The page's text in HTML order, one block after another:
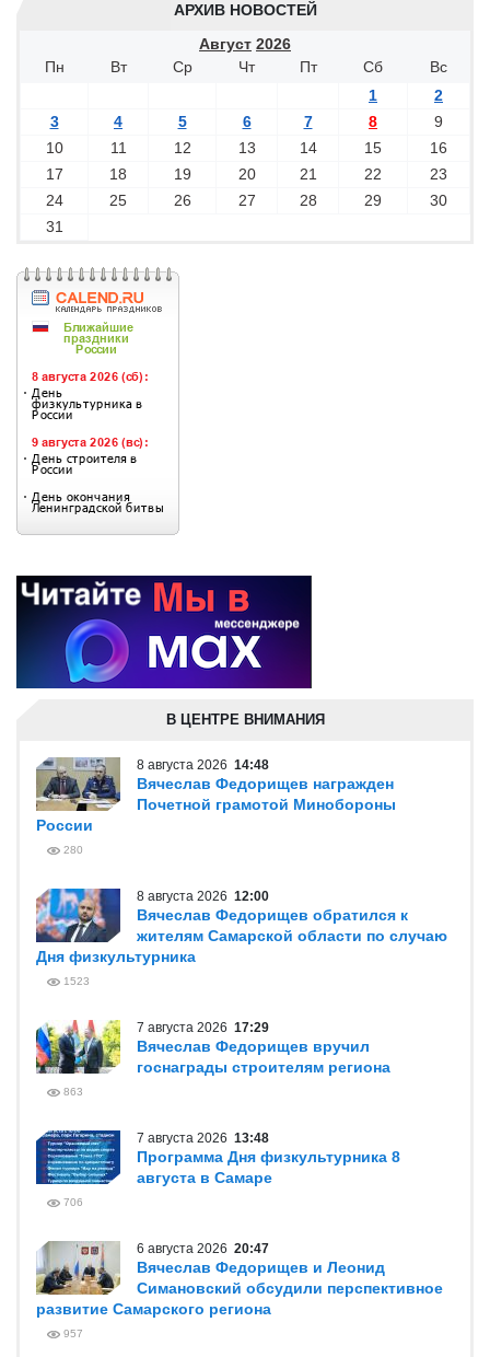
АРХИВ НОВОСТЕЙ
Август 2026
Пн
Вт Ср Чт Пт Сб
Вс
1
2
3
4 5 6 7 8
9
10
11 12 13 14 15
16
17
18 19 20 21 22
23
24
25 26 27 28 29
30
31
В ЦЕНТРЕ ВНИМАНИЯ
8 августа 2026 14:48
Вячеслав Федорищев награжден
Почетной грамотой Минобороны
России
280
8 августа 2026 12:00
Вячеслав Федорищев обратился к
жителям Самарской области по случаю
Дня физкультурника
1523
7 августа 2026 17:29
Вячеслав Федорищев вручил
госнаграды строителям региона
863
7 августа 2026 13:48
Программа Дня физкультурника 8
августа в Самаре
706
6 августа 2026 20:47
Вячеслав Федорищев и Леонид
Симановский обсудили перспективное
развитие Самарского региона
957